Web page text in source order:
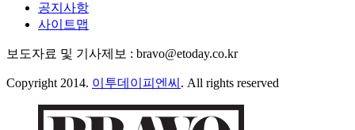
공지사항
사이트맵
보도자료 및 기사제보 : bravo@etoday.co.kr
Copyright 2014. 이투데이피엔씨 . All rights reserved